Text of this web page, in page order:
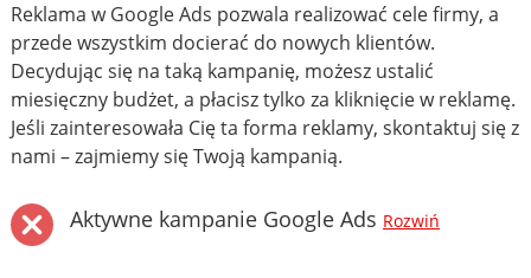
Reklama w Google Ads pozwala realizować cele firmy, a
przede wszystkim docierać do nowych klientów.
Decydując się na taką kampanię, możesz ustalić
miesięczny budżet, a płacisz tylko za kliknięcie w reklamę.
Jeśli zainteresowała Cię ta forma reklamy, skontaktuj się z
nami – zajmiemy się Twoją kampanią.
Aktywne kampanie Google Ads Rozwiń